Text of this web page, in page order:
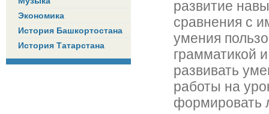
Экономика
История Башкортостана
История Татарстана
развитие
сравнения с
умения
грамматикой
развивать
работы на
формировать